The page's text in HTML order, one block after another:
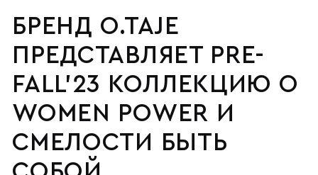
БРЕНД O.TAJE
ПРЕДСТАВЛЯЕТ PRE-
FALL’23 КОЛЛЕКЦИЮ О
WOMEN POWER И
СМЕЛОСТИ БЫТЬ